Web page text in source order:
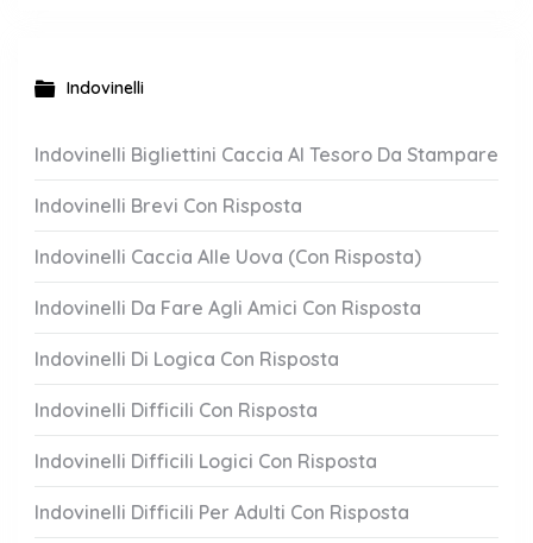
Indovinelli
Indovinelli Bigliettini Caccia Al Tesoro Da Stampare
Indovinelli Brevi Con Risposta
Indovinelli Caccia Alle Uova (Con Risposta)
Indovinelli Da Fare Agli Amici Con Risposta
Indovinelli Di Logica Con Risposta
Indovinelli Difficili Con Risposta
Indovinelli Difficili Logici Con Risposta
Indovinelli Difficili Per Adulti Con Risposta